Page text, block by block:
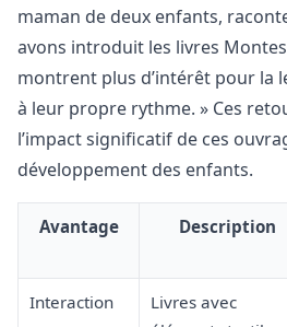
maman de deux enfants,
avons introduit les livres
montrent plus d’intérêt pour la
à leur propre rythme. » Ces
l’impact significatif de ces
développement des enfants.
Avantage Description
Interaction
Livres avec